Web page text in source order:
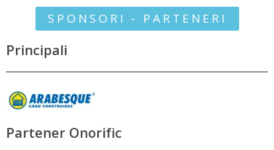
SPONSORI - PARTENERI
Principali
Partener Onorific